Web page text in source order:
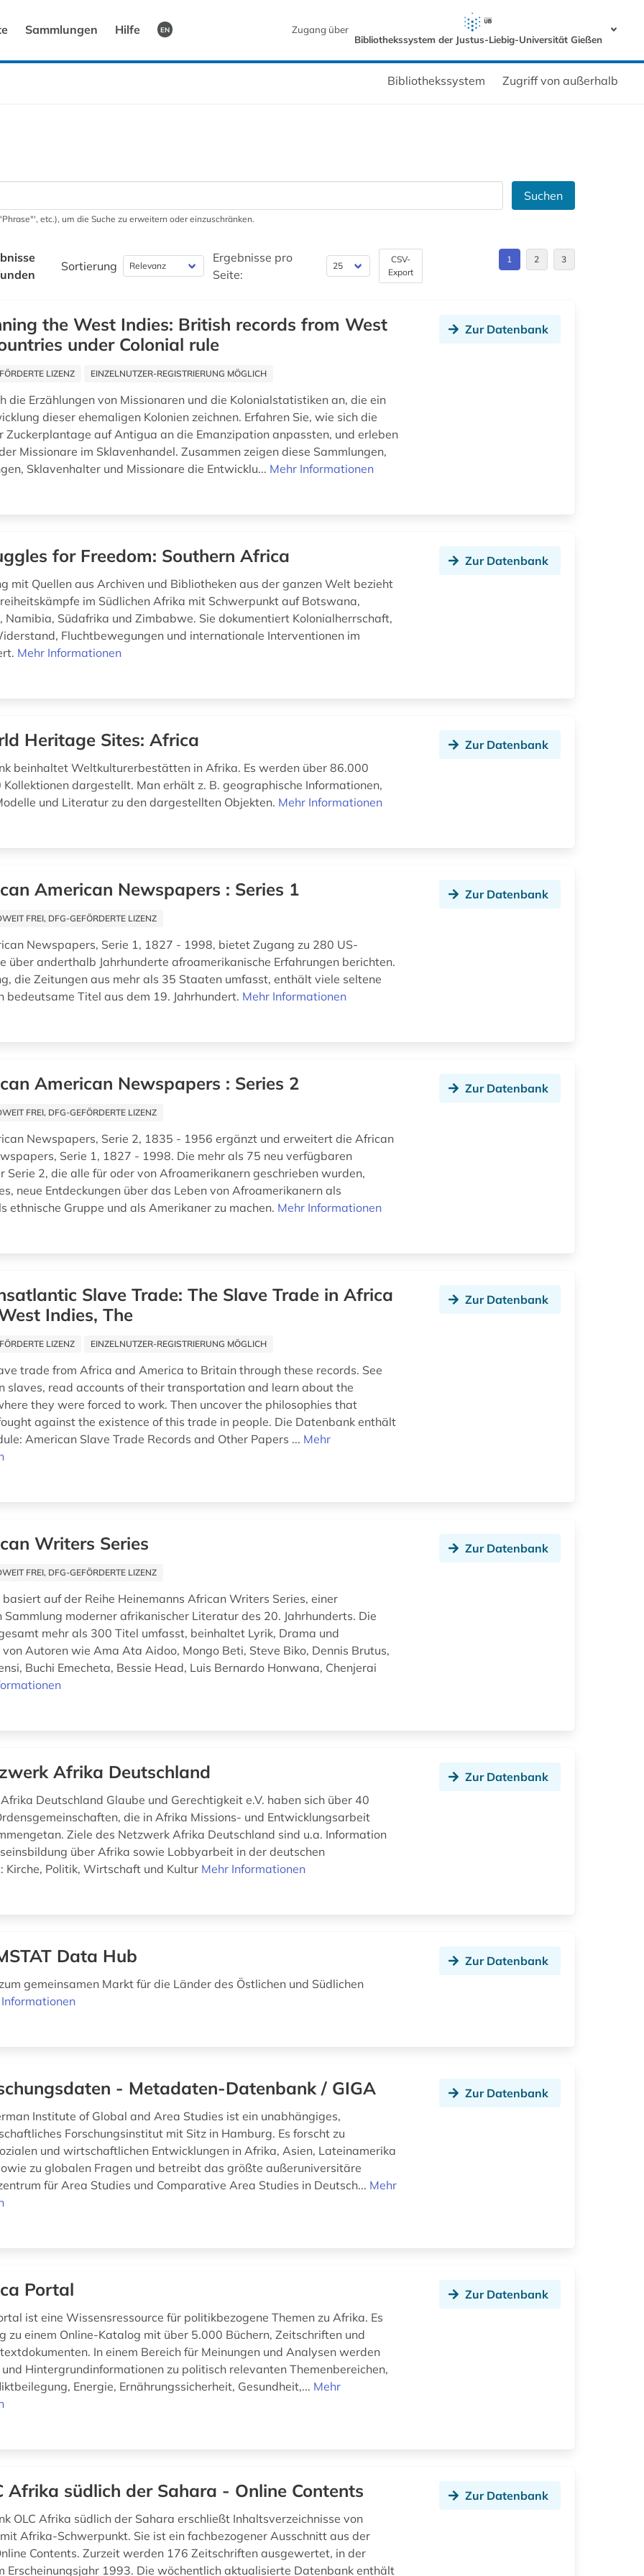
Sammlungen Hilfe EN
Zugang über
Bibliothekssystem der Justus-Liebig-Universität Gießen
Bibliothekssystem Zugriff von außerhalb
Suchen
etc.), um die Suche zu erweitern oder einzuschränken.
Sortierung
Ergebnisse pro
Seite:
CSV-
Export
1 2 3
the West Indies: British records from West
under Colonial rule
LIZENZ EINZELNUTZER-REGISTRIERUNG MÖGLICH
die Erzählungen von Missionaren und die Kolonialstatistiken an, die ein
dieser ehemaligen Kolonien zeichnen. Erfahren Sie, wie sich die
Zuckerplantage auf Antigua an die Emanzipation anpassten, und erleben
Missionare im Sklavenhandel. Zusammen zeigen diese Sammlungen,
Sklavenhalter und Missionare die Entwicklu... Mehr Informationen
Zur Datenbank
for Freedom: Southern Africa
mit Quellen aus Archiven und Bibliotheken aus der ganzen Welt bezieht
im Südlichen Afrika mit Schwerpunkt auf Botswana,
Namibia, Südafrika und Zimbabwe. Sie dokumentiert Kolonialherrschaft,
Fluchtbewegungen und internationale Interventionen im
Mehr Informationen
Zur Datenbank
Heritage Sites: Africa
beinhaltet Weltkulturerbestätten in Afrika. Es werden über 86.000
Kollektionen dargestellt. Man erhält z. B. geographische Informationen,
und Literatur zu den dargestellten Objekten. Mehr Informationen
Zur Datenbank
American Newspapers : Series 1
FREI, DFG-GEFÖRDERTE LIZENZ
Newspapers, Serie 1, 1827 - 1998, bietet Zugang zu 280 US-
über anderthalb Jahrhunderte afroamerikanische Erfahrungen berichten.
die Zeitungen aus mehr als 35 Staaten umfasst, enthält viele seltene
bedeutsame Titel aus dem 19. Jahrhundert. Mehr Informationen
Zur Datenbank
American Newspapers : Series 2
FREI, DFG-GEFÖRDERTE LIZENZ
Newspapers, Serie 2, 1835 - 1956 ergänzt und erweitert die African
Serie 1, 1827 - 1998. Die mehr als 75 neu verfügbaren
Serie 2, die alle für oder von Afroamerikanern geschrieben wurden,
neue Entdeckungen über das Leben von Afroamerikanern als
ethnische Gruppe und als Amerikaner zu machen. Mehr Informationen
Zur Datenbank
Slave Trade: The Slave Trade in Africa
Indies, The
LIZENZ EINZELNUTZER-REGISTRIERUNG MÖGLICH
trade from Africa and America to Britain through these records. See
slaves, read accounts of their transportation and learn about the
they were forced to work. Then uncover the philosophies that
against the existence of this trade in people. Die Datenbank enthält
American Slave Trade Records and Other Papers ... Mehr
Zur Datenbank
Writers Series
FREI, DFG-GEFÖRDERTE LIZENZ
auf der Reihe Heinemanns African Writers Series, einer
Sammlung moderner afrikanischer Literatur des 20. Jahrhunderts. Die
mehr als 300 Titel umfasst, beinhaltet Lyrik, Drama und
Autoren wie Ama Ata Aidoo, Mongo Beti, Steve Biko, Dennis Brutus,
Buchi Emecheta, Bessie Head, Luis Bernardo Honwana, Chenjerai
Zur Datenbank
Afrika Deutschland
Deutschland Glaube und Gerechtigkeit e.V. haben sich über 40
die in Afrika Missions- und Entwicklungsarbeit
Ziele des Netzwerk Afrika Deutschland sind u.a. Information
über Afrika sowie Lobbyarbeit in der deutschen
Kirche, Politik, Wirtschaft und Kultur Mehr Informationen
Zur Datenbank
Data Hub
gemeinsamen Markt für die Länder des Östlichen und Südlichen
Zur Datenbank
- Metadaten-Datenbank / GIGA
Institute of Global and Area Studies ist ein unabhängiges,
Forschungsinstitut mit Sitz in Hamburg. Es forscht zu
und wirtschaftlichen Entwicklungen in Afrika, Asien, Lateinamerika
zu globalen Fragen und betreibt das größte außeruniversitäre
für Area Studies und Comparative Area Studies in Deutsch... Mehr
Zur Datenbank
Portal
ist eine Wissensressource für politikbezogene Themen zu Afrika. Es
zu einem Online-Katalog mit über 5.000 Büchern, Zeitschriften und
In einem Bereich für Meinungen und Analysen werden
Hintergrundinformationen zu politisch relevanten Themenbereichen,
Energie, Ernährungssicherheit, Gesundheit,... Mehr
Zur Datenbank
Afrika südlich der Sahara - Online Contents
OLC Afrika südlich der Sahara erschließt Inhaltsverzeichnisse von
Afrika-Schwerpunkt. Sie ist ein fachbezogener Ausschnitt aus der
Contents. Zurzeit werden 176 Zeitschriften ausgewertet, in der
Erscheinungsjahr 1993. Die wöchentlich aktualisierte Datenbank enthält
Zur Datenbank